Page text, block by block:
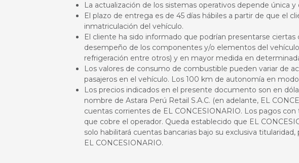
La actualización de los sistemas operativos depende única
El plazo de entrega es de 45 días hábiles a partir de que el
inmatriculación del vehículo.
El cliente ha sido informado que podrían presentarse
desempeño de los componentes y/o elementos del
refrigeración entre otros) y en mayor medida en
Los valores de consumo de combustible pueden variar de
pasajeros en el vehículo. Los 100 km de autonomía en
Los precios indicados en el presente documento son en
nombre de Astara Perú Retail S.A.C. (en adelante, EL
cuentas corrientes de EL CONCESIONARIO. Los pagos
que cobre el operador. Queda establecido que EL
solo habilitará cuentas bancarias bajo su exclusiva
EL CONCESIONARIO.